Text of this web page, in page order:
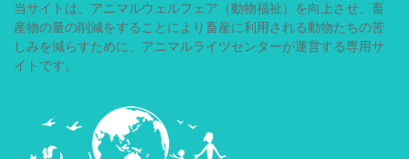
当サイトは、アニマルウェルフェア（動物福祉）を向上させ、畜
産物の量の削減をすることにより畜産に利用される動物たちの苦
しみを減らすために、アニマルライツセンターが運営する専用サ
イトです。